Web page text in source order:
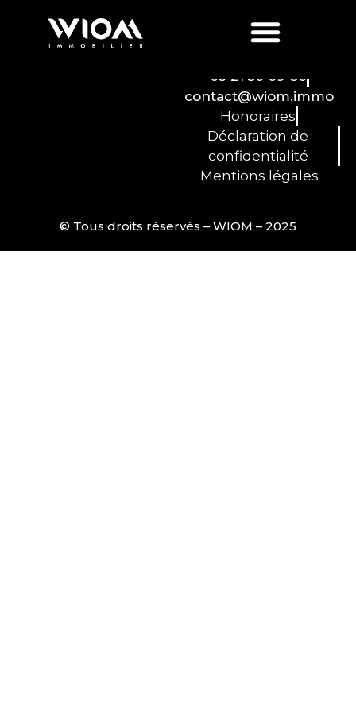
Ville :Wanquetin
03 21 50 09 80
contact@wiom.immo
Honoraires
Déclaration de
confidentialité
Mentions légales
© Tous droits réservés – WIOM – 2025